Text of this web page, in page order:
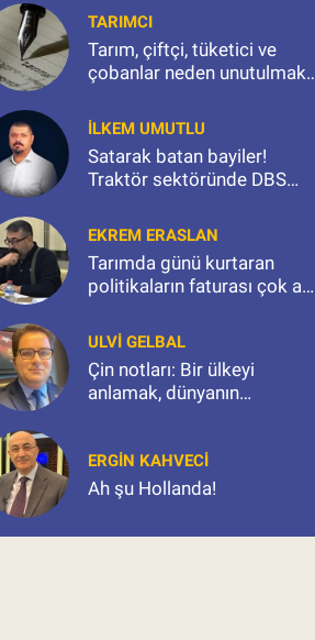
sorduk
TARIMCI
Tarım, çiftçi, tüketici ve
çobanlar neden unutulmak
İLKEM UMUTLU
Satarak batan bayiler!
Traktör sektöründe DBS
EKREM ERASLAN
Tarımda günü kurtaran
politikaların faturası çok ağır
ULVI GELBAL
Çin notları: Bir ülkeyi
anlamak, dünyanın
ERGIN KAHVECI
Ah şu Hollanda!